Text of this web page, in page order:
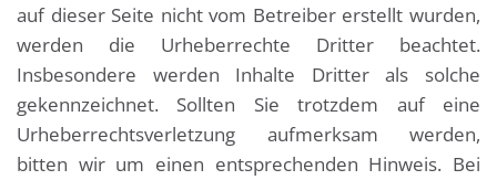
auf dieser Seite nicht vom Betreiber erstellt wurden,
werden die Urheberrechte Dritter beachtet.
Insbesondere werden Inhalte Dritter als solche
gekennzeichnet. Sollten Sie trotzdem auf eine
Urheberrechtsverletzung aufmerksam werden,
bitten wir um einen entsprechenden Hinweis. Bei